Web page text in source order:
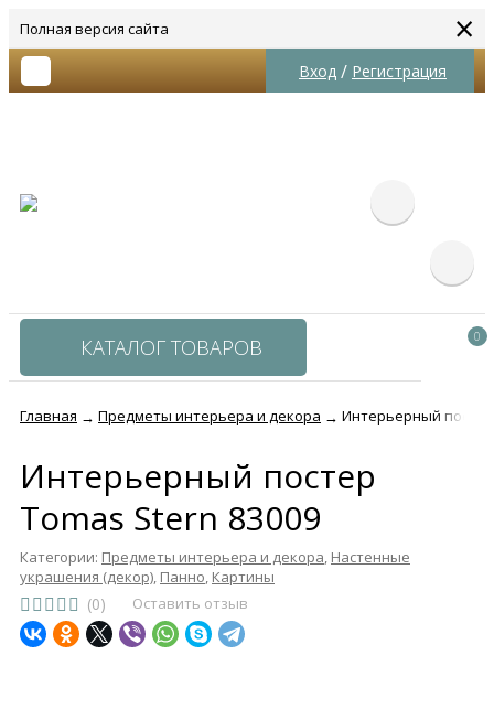
Полная версия сайта ×
Вход / Регистрация
КАТАЛОГ ТОВАРОВ 0
Главная → Предметы интерьера и декора → Интерьерный
Интерьерный постер
Tomas Stern 83009
Категории: Предметы интерьера и декора, Настенные
украшения (декор), Панно, Картины
(0) Оставить отзыв